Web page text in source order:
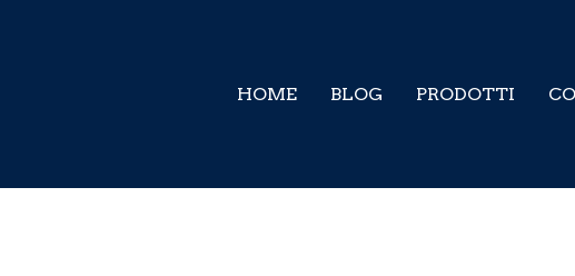
HOME BLOG PRODOTTI
Condizioni di vendita